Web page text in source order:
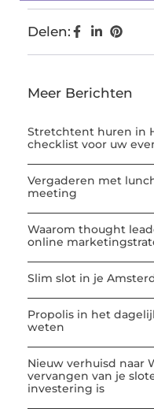
Delen:
Meer Berichten
Stretchtent huren in
checklist voor uw
Vergaderen met
meeting
Waarom thought
online
Slim slot in je
Propolis in het
weten
Nieuw verhuisd naar
vervangen van je
investering is